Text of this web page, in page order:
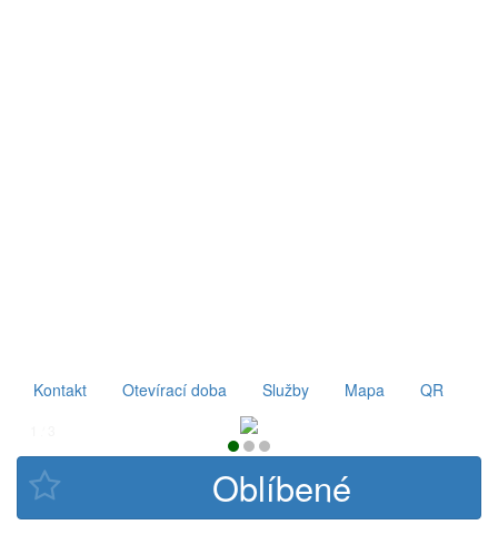
Kontakt Otevírací doba Služby Mapa QR